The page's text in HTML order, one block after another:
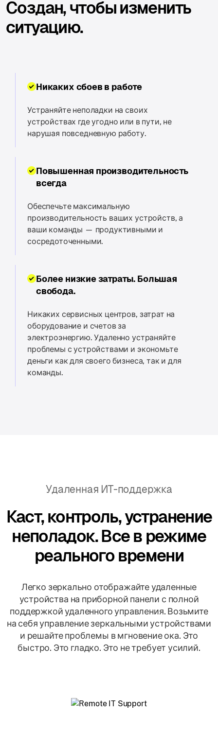
Создан, чтобы изменить
ситуацию.
Никаких сбоев в работе
Устраняйте неполадки на своих
устройствах где угодно или в пути, не
нарушая повседневную работу.
Повышенная производительность
всегда
Обеспечьте максимальную
производительность ваших устройств, а
ваши команды — продуктивными и
сосредоточенными.
Более низкие затраты. Большая
свобода.
Никаких сервисных центров, затрат на
оборудование и счетов за
электроэнергию. Удаленно устраняйте
проблемы с устройствами и экономьте
деньги как для своего бизнеса, так и для
команды.
Удаленная ИТ-поддержка
Каст, контроль, устранение
неполадок. Все в режиме
реального времени
Легко зеркально отображайте удаленные
устройства на приборной панели с полной
поддержкой удаленного управления. Возьмите
на себя управление зеркальными устройствами
и решайте проблемы в мгновение ока. Это
быстро. Это гладко. Это не требует усилий.